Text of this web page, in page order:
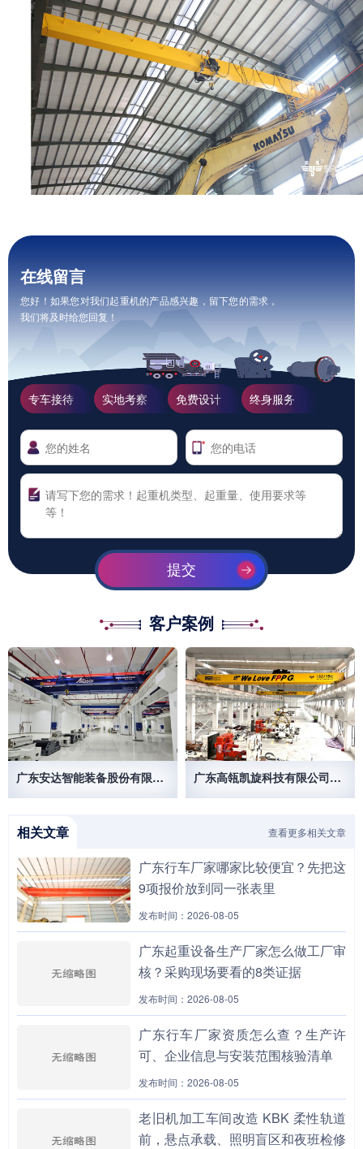
在线留言
您好！如果您对我们起重机的产品感兴趣，留下您的需求，
我们将及时给您回复！
专车接待 实地考察 免费设计 终身服务
提交
客户案例
广东安达智能装备股份有限公司 广东高瓴凯旋科技有限公司50/10T 32/10T欧式起重机
相关文章 查看更多相关文章
广东行车厂家哪家比较便宜？先把这
9项报价放到同一张表里
发布时间：2026-08-05
广东起重设备生产厂家怎么做工厂审
核？采购现场要看的8类证据
发布时间：2026-08-05
广东行车厂家资质怎么查？生产许
可、企业信息与安装范围核验清单
发布时间：2026-08-05
老旧机加工车间改造 KBK 柔性轨道
前，悬点承载、照明盲区和夜班检修